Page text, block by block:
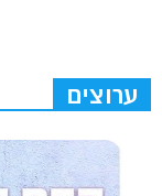
ערוצים